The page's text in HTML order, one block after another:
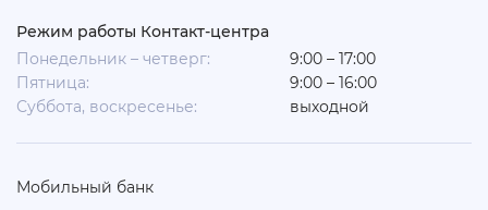
Режим работы Контакт-центра
Понедельник – четверг:
9:00 – 17:00
Пятница:
9:00 – 16:00
Суббота, воскресенье:
выходной
Мобильный банк